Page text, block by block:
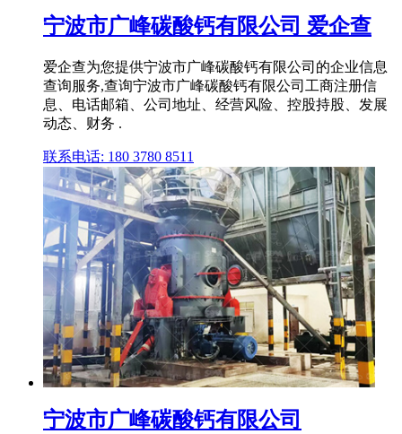
宁波市广峰碳酸钙有限公司 爱企查
爱企查为您提供宁波市广峰碳酸钙有限公司的企业信息
查询服务,查询宁波市广峰碳酸钙有限公司工商注册信
息、电话邮箱、公司地址、经营风险、控股持股、发展
动态、财务 .
联系电话: 180 3780 8511
宁波市广峰碳酸钙有限公司